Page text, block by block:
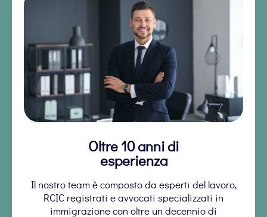
Oltre 10 anni di
esperienza
Il nostro team è composto da esperti del lavoro,
RCIC registrati e avvocati specializzati in
immigrazione con oltre un decennio di